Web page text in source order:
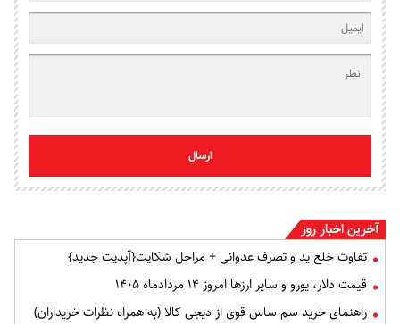
ارسال
آخرین اخبار روز
تفاوت خلع ید و تصرف عدوانی + مراحل شکایت{آپدیت جدید}
قیمت دلار، یورو و سایر ارزها امروز ۱۴ مردادماه ۱۴۰۵
راهنمای خرید سم ساس قوی از دیجی کالا (به همراه نظرات خریداران)